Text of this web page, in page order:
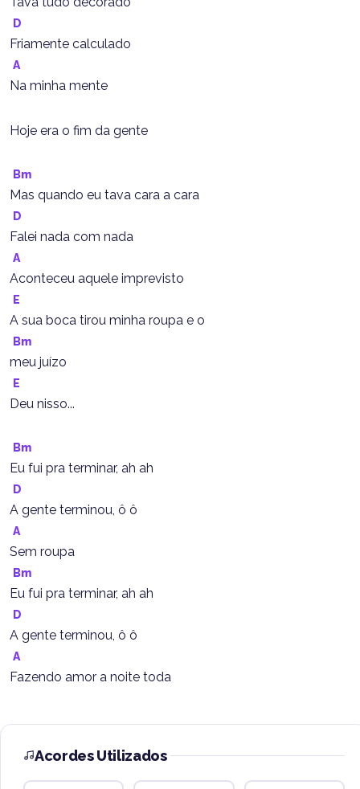
D
Friamente calculado
A
Na minha mente
Hoje era o fim da gente
Bm
Mas quando eu tava cara a cara
D
Falei nada com nada
A
Aconteceu aquele imprevisto
E
A sua boca tirou minha roupa e o
Bm
meu juízo
E
Deu nisso...
Bm
Eu fui pra terminar, ah ah
D
A gente terminou, ô ô
A
Sem roupa
Bm
Eu fui pra terminar, ah ah
D
A gente terminou, ô ô
A
Fazendo amor a noite toda
Acordes Utilizados